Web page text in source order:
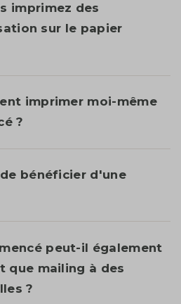
imprimez des
sur le papier
imprimer moi-même
?
bénéficier d'une
peut-il également
que mailing à des
?